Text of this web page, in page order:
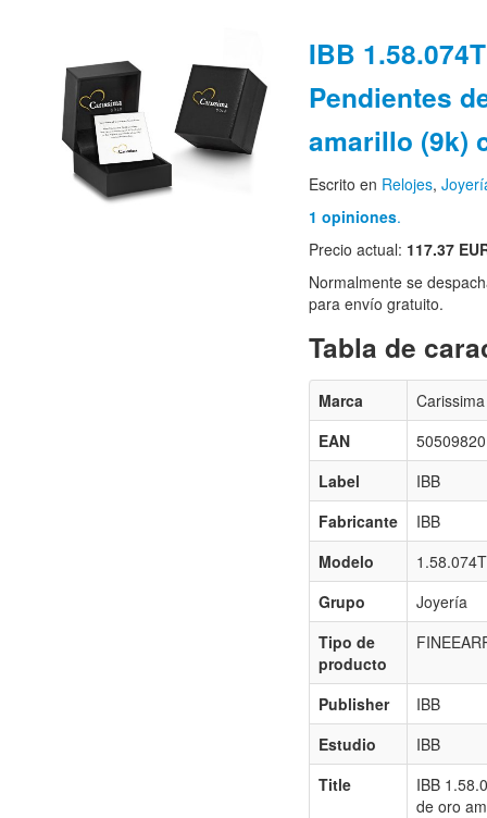
IBB
Pendientes
amarillo (9k)
Escrito en Relojes,
1 opiniones.
Precio actual: 117.37
Normalmente se
para envío gratuito.
Tabla de
Marca
EAN
Label
IBB
Fabricante
IBB
Modelo
1.58.074T
Grupo
Joyería
Tipo de
producto
Publisher
IBB
Estudio
IBB
Title
IBB
de oro